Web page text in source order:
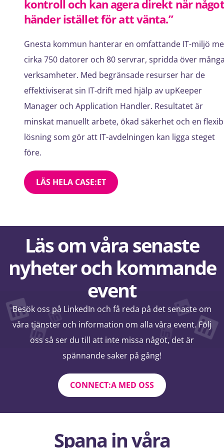
kontroll och kan agera direkt när något
händer istället för att vänta.”
Gnesta kommun hanterar en omfattande IT-miljö
cirka 750 datorer och 80 servrar, spridda över
verksamheter. Med begränsade resurser har de
effektiviserat sin IT-drift med hjälp av upKeeper
Manager och Application Handler. Resultatet är
minskat manuellt arbete, ökad säkerhet och en
lösning som gör att IT-avdelningen kan ligga steget
före.
LÄS HELA CASE:ET
Läs om våra senaste
nyheter och kommande
event
Besök oss på LinkedIn och få reda på det senaste om
våra tjänster och information om alla våra event. Följ
oss så ser du till att inte missa något, det är
spännande saker på gång!
CONNECT:A MED OSS
Spana in våra